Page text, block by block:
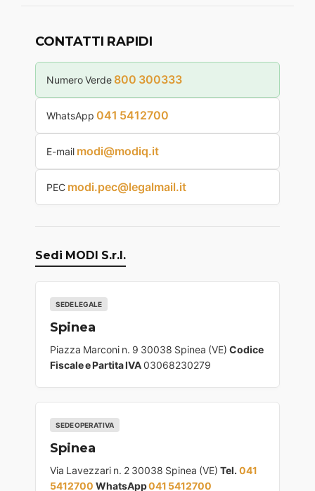
CONTATTI RAPIDI
Numero Verde 800 300333
WhatsApp 041 5412700
E-mail modi@modiq.it
PEC modi.pec@legalmail.it
Sedi MODI S.r.l.
SEDE LEGALE
Spinea
Piazza Marconi n. 9 30038 Spinea (VE) Codice
Fiscale e Partita IVA03068230279
SEDE OPERATIVA
Spinea
Via Lavezzari n. 2 30038 Spinea (VE) Tel. 041
5412700 WhatsApp041 5412700